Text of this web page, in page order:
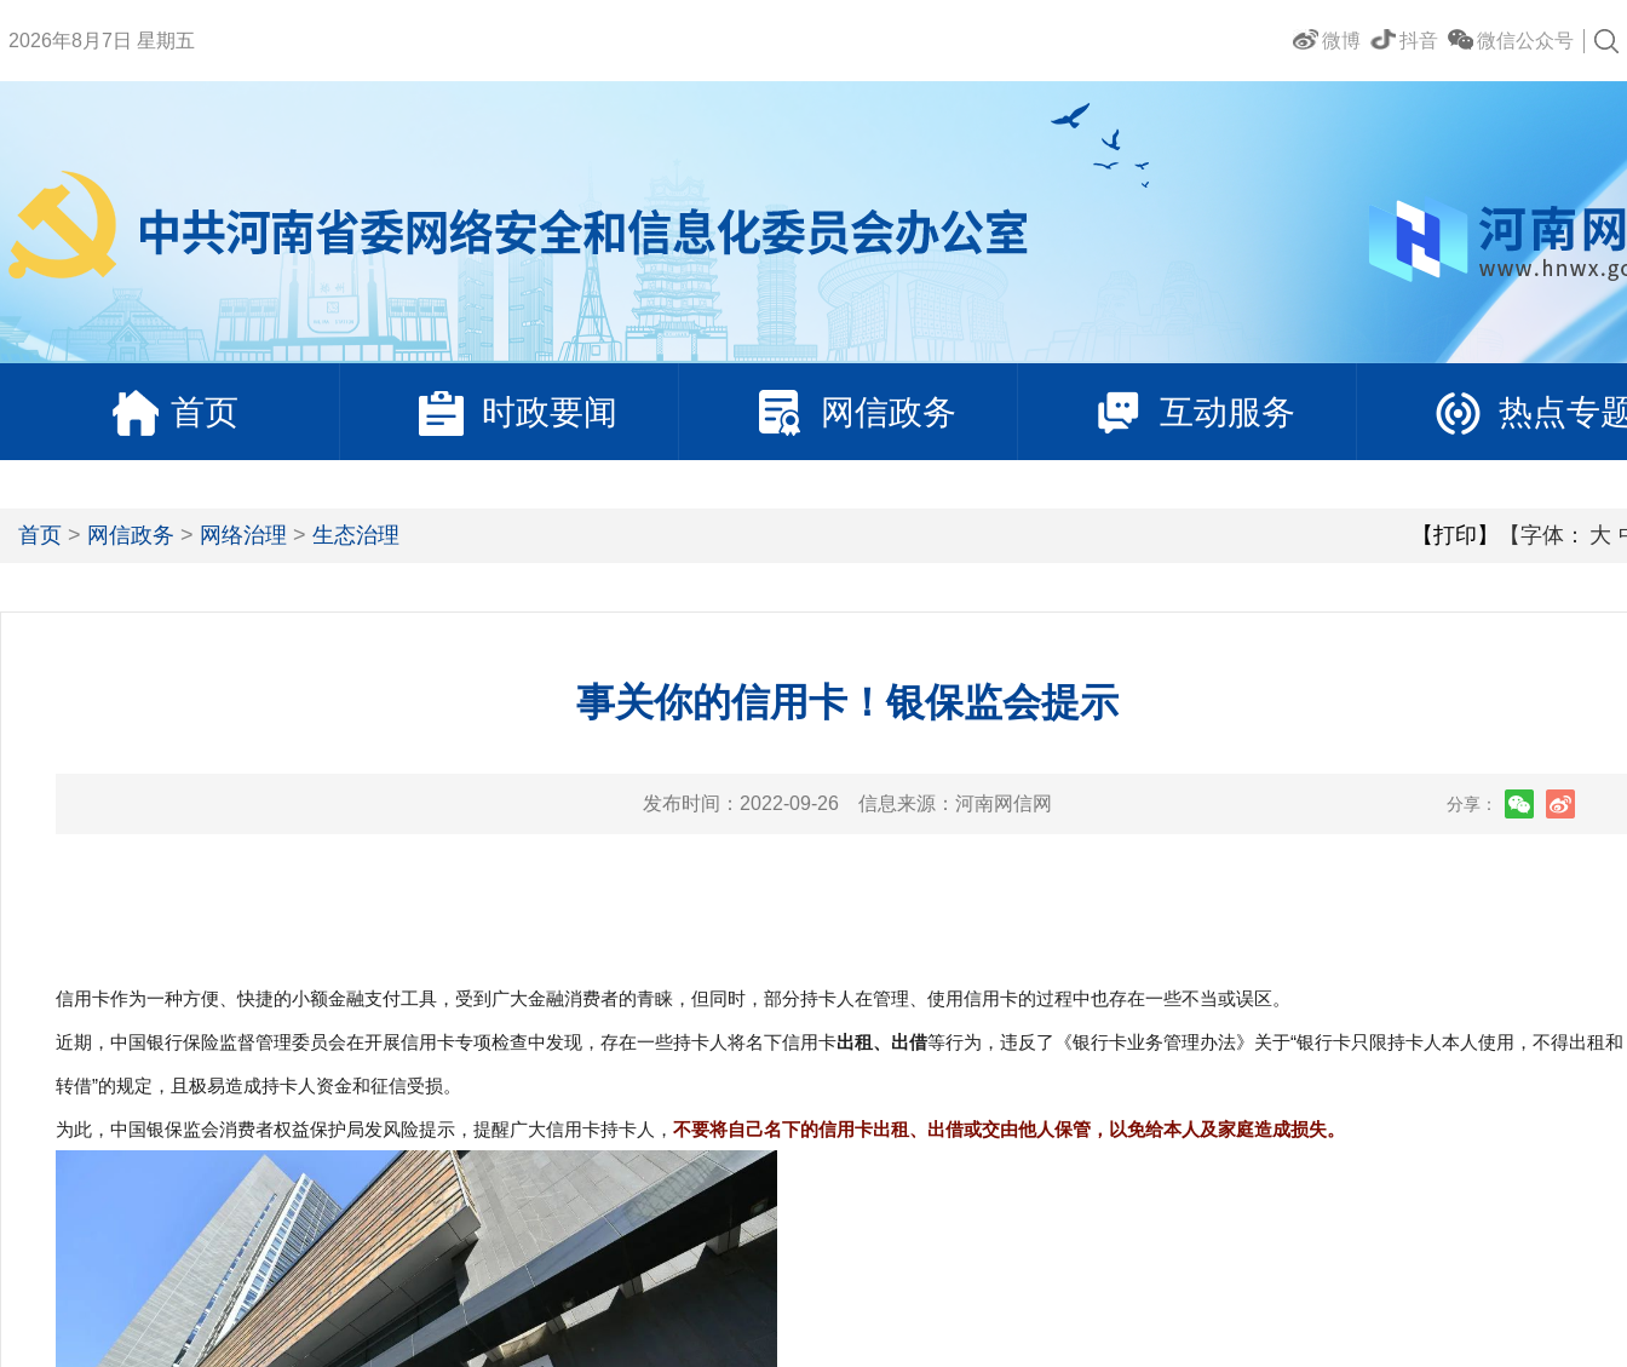
2026年8月7日 星期五 微信公众号
抖音
微博
首页 时政要闻 网信政务 互动服务 热点专
首页 > 网信政务 > 网络治理 > 生态治理 【打印】 【字体： 大
事关你的信用卡！银保监会提示
发布时间： 2022-09-26 信息来源： 河南网信网 分享：
信用卡作为一种方便、快捷的小额金融支付工具，受到广大金融消费者的青睐，但同时，部分持卡人在管理、使用信用卡的过程中也存在一些不当或误区。
近期，中国银行保险监督管理委员会在开展信用卡专项检查中发现，存在一些持卡人将名下信用卡出租、出借等行为，违反了《银行卡业务管理办法》关于“银行卡只限持卡人本人使用，不得出租和
转借”的规定，且极易造成持卡人资金和征信受损。
为此，中国银保监会消费者权益保护局发风险提示，提醒广大信用卡持卡人， 不要将自己名下的信用卡出租、出借或交由他人保管，以免给本人及家庭造成损失。